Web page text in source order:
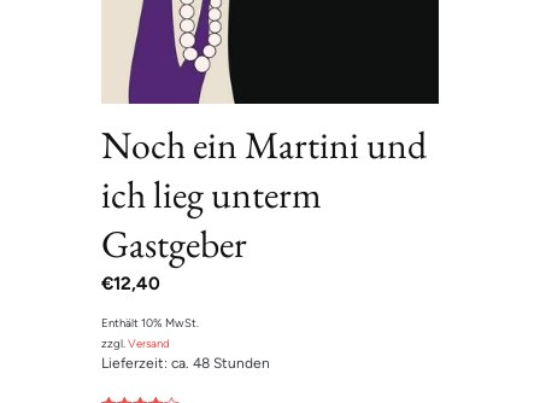
Noch ein Martini und
ich lieg unterm
Gastgeber
€12,40
Enthält 10% MwSt.
zzgl. Versand
Lieferzeit: ca. 48 Stunden